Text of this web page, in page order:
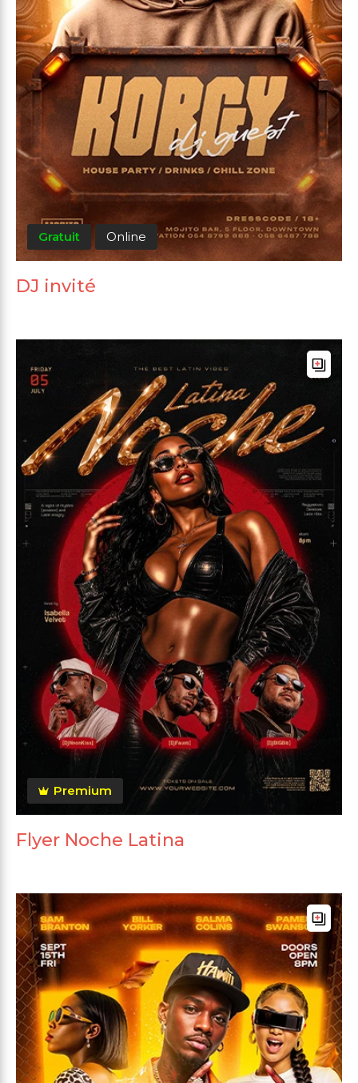
Gratuit Online
DJ invité
Premium
Flyer Noche Latina